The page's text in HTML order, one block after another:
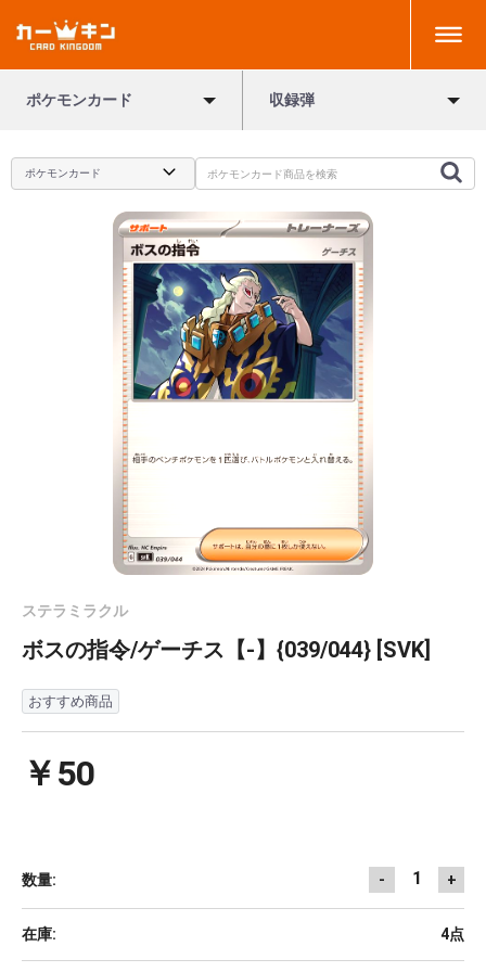
ポケモンカード 収録弾
ステラミラクル
ボスの指令/ゲーチス【-】{039/044} [SVK]
おすすめ商品
￥50
数量: - 1 +
在庫: 4点